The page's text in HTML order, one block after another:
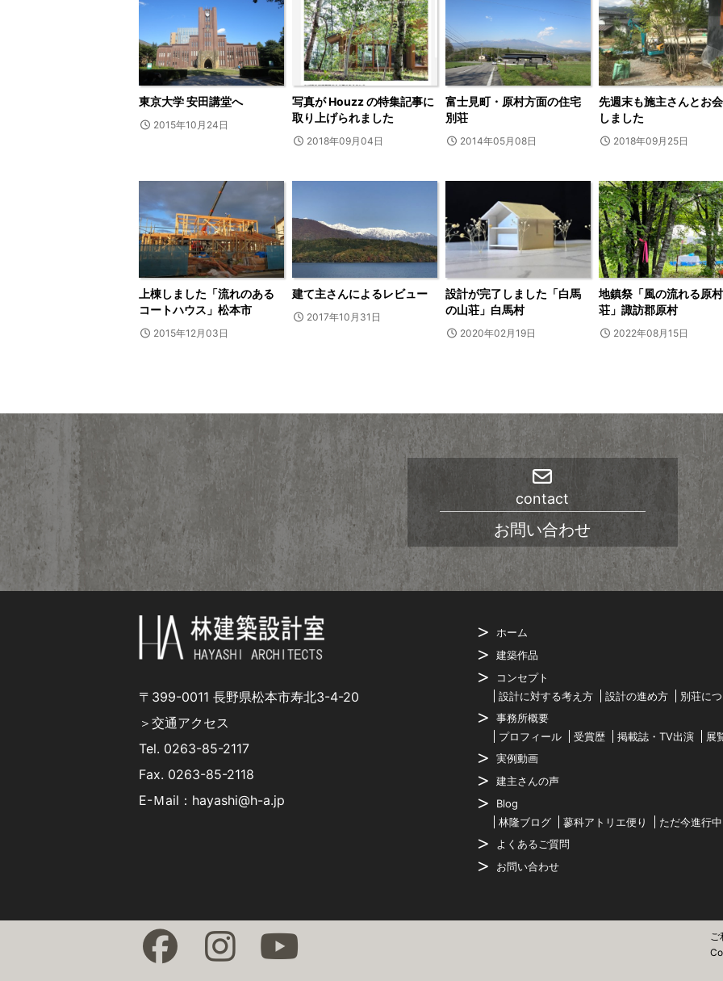
東京大学 安田講堂へ
2015年10月24日
写真が Houzz の特集記事に
取り上げられました
2018年09月04日
富士見町・原村方面の住宅
別荘
2014年05月08日
先週末も施主さんとお
しました
2018年09月25日
上棟しました「流れのある
コートハウス」松本市
2015年12月03日
建て主さんによるレビュー
2017年10月31日
設計が完了しました「白馬
の山荘」白馬村
2020年02月19日
地鎮祭「風の流れる原
荘」諏訪郡原村
2022年08月15日
contact
お問い合わせ
〒399-0011 長野県松本市寿北3-4-20
＞交通アクセス
Tel. 0263-85-2117
Fax. 0263-85-2118
E-Ｍail：hayashi@h-a.jp
ホーム
建築作品
コンセプト
設計に対する考え方
設計の進め方
別荘に
事務所概要
プロフィール
受賞歴 掲載誌・TV出演
展
実例動画
建主さんの声
Blog
林隆ブログ
蓼科アトリエ便り
ただ今進行中
よくあるご質問
お問い合わせ
ご